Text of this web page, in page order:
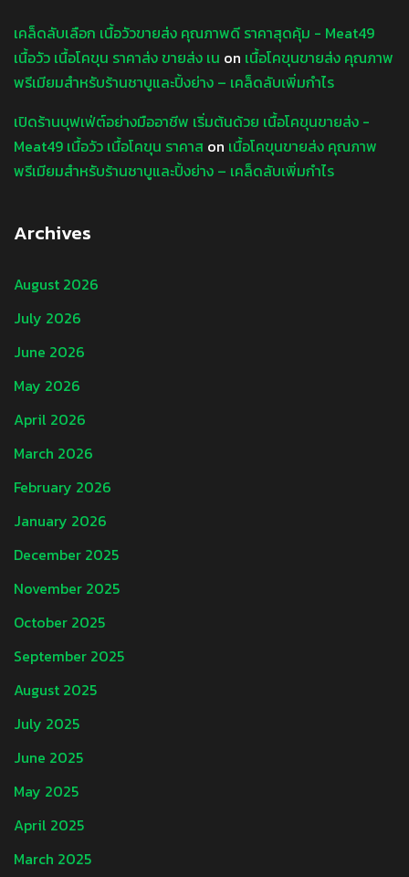
เคล็ดลับเลือก เนื้อวัวขายส่ง คุณภาพดี ราคาสุดคุ้ม - Meat49
เนื้อวัว เนื้อโคขุน ราคาส่ง ขายส่ง เน on เนื้อโคขุนขายส่ง คุณภาพ
พรีเมียมสำหรับร้านชาบูและปิ้งย่าง – เคล็ดลับเพิ่มกำไร
เปิดร้านบุฟเฟ่ต์อย่างมืออาชีพ เริ่มต้นด้วย เนื้อโคขุนขายส่ง -
Meat49 เนื้อวัว เนื้อโคขุน ราคาส on เนื้อโคขุนขายส่ง คุณภาพ
พรีเมียมสำหรับร้านชาบูและปิ้งย่าง – เคล็ดลับเพิ่มกำไร
Archives
August 2026
July 2026
June 2026
May 2026
April 2026
March 2026
February 2026
January 2026
December 2025
November 2025
October 2025
September 2025
August 2025
July 2025
June 2025
May 2025
April 2025
March 2025